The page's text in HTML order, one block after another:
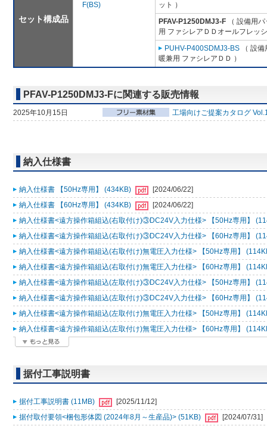
セット構成品
F(BS)
ット ）
PFAV-P1250DMJ3-F （ 設備用
用 ファシレアＤＤオールフレッ
PUHV-P400SDMJ3-BS （ 設
暖兼用 ファシレアＤＤ ）
PFAV-P1250DMJ3-Fに関連する販売情報
2025年10月15日 工場向けご提案カタログ
納入仕様書
納入仕様書 【50Hz専用】 (434KB)
[2024/06/22]
納入仕様書 【60Hz専用】 (434KB)
[2024/06/22]
納入仕様書<遠方操作箱組込(右取付け)③DC24V入力仕様> 【50Hz専用】
納入仕様書<遠方操作箱組込(右取付け)③DC24V入力仕様> 【60Hz専用】
納入仕様書<遠方操作箱組込(右取付け)無電圧入力仕様> 【50Hz専用】
納入仕様書<遠方操作箱組込(右取付け)無電圧入力仕様> 【60Hz専用】
納入仕様書<遠方操作箱組込(左取付け)③DC24V入力仕様> 【50Hz専用】
納入仕様書<遠方操作箱組込(左取付け)③DC24V入力仕様> 【60Hz専用】
納入仕様書<遠方操作箱組込(左取付け)無電圧入力仕様> 【50Hz専用】
納入仕様書<遠方操作箱組込(左取付け)無電圧入力仕様> 【60Hz専用】
据付工事説明書
据付工事説明書 (11MB)
[2025/11/12]
据付取付要領<梱包形体図 (2024年8月～生産品)> (51KB)
[2024/07/31]